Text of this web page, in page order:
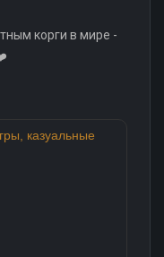
корги в мире -
казуальные